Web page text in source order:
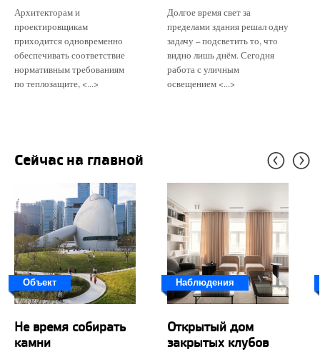
Архитекторам и
проектировщикам
приходится одновременно
обеспечивать соответствие
нормативным требованиям
по теплозащите, <...>
Долгое время свет за
пределами здания решал одну
задачу – подсветить то, что
видно лишь днём. Сегодня
работа с уличным
освещением <...>
Сейчас на главной
Объект
Не время собирать
камни
Наблюдения
Открытый дом
закрытых клубов